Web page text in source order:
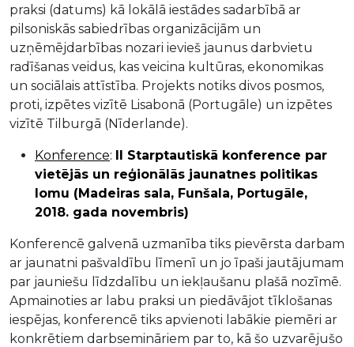
praksi (datums) kā lokālā iestādes sadarbībā ar
pilsoniskās sabiedrības organizācijām un
uzņēmējdarbības nozari ievieš jaunus darbvietu
radīšanas veidus, kas veicina kultūras, ekonomikas
un sociālais attīstība. Projekts notiks divos posmos,
proti, izpētes vizītē Lisabonā (Portugāle) un izpētes
vizītē Tilburgā (Nīderlande).
Konference: II Starptautiskā konference par
vietējās un reģionālās jaunatnes politikas
lomu (Madeiras sala, Funšala, Portugāle,
2018. gada novembris)
Konferencē galvenā uzmanība tiks pievērsta darbam
ar jaunatni pašvaldību līmenī un jo īpaši jautājumam
par jauniešu līdzdalību un iekļaušanu plašā nozīmē.
Apmainoties ar labu praksi un piedāvājot tīklošanas
iespējas, konferencē tiks apvienoti labākie piemēri ar
konkrētiem darbsemināriem par to, kā šo uzvarējušo